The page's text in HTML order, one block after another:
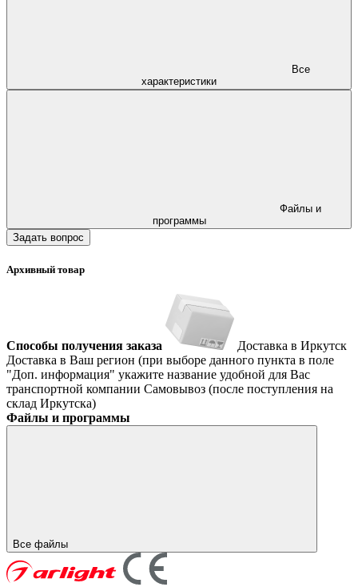
характеристики
программы
Задать вопрос
Архивный товар
Способы получения заказа
Доставка в Иркутск
Доставка в Ваш регион (при выборе данного пункта в поле
"Доп. информация" укажите название удобной для Вас
транспортной компании Самовывоз (после поступления на
склад Иркутска)
Файлы и программы
Все файлы